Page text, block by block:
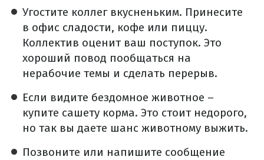
Угостите коллег вкусненьким. Принесите
в офис сладости, кофе или пиццу.
Коллектив оценит ваш поступок. Это
хороший повод пообщаться на
нерабочие темы и сделать перерыв.
Если видите бездомное животное –
купите сашету корма. Это стоит недорого,
но так вы даете шанс животному выжить.
Позвоните или напишите сообщение